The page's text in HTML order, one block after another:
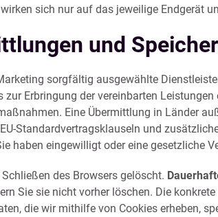
sich nur auf das jeweilige Endgerät
und
sorgfältig ausgewählte
Erbringung der vereinbarten
Eine Übermittlung in Länder
Standardvertragsklauseln und
haben eingewilligt oder eine gesetzliche
des Browsers gelöscht.
Sie sie nicht vorher löschen. Die
die wir mithilfe von Cookies erheben,